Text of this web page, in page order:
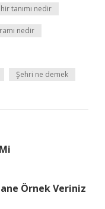
tanımı nedir
nedir
Şehri ne demek
Örnek Veriniz